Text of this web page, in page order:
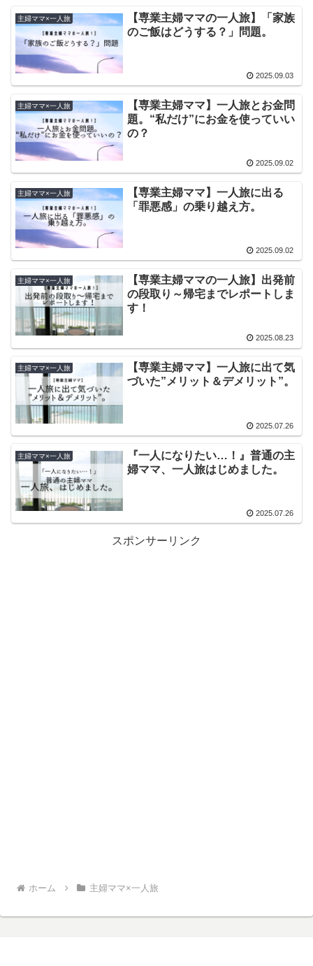
主婦ママ×一人旅
【専業主婦ママの一人旅】「家族
のご飯はどうする？」問題。
2025.09.03
主婦ママ×一人旅
【専業主婦ママ】一人旅とお金問
題。“私だけ”にお金を使っていい
の？
2025.09.02
主婦ママ×一人旅
【専業主婦ママ】一人旅に出る
「罪悪感」の乗り越え方。
2025.09.02
主婦ママ×一人旅
【専業主婦ママの一人旅】出発前
の段取り～帰宅までレポートしま
す！
2025.08.23
主婦ママ×一人旅
【専業主婦ママ】一人旅に出て気
づいた”メリット＆デメリット”。
2025.07.26
主婦ママ×一人旅
『一人になりたい…！』普通の主
婦ママ、一人旅はじめました。
2025.07.26
スポンサーリンク
ホーム 主婦ママ×一人旅